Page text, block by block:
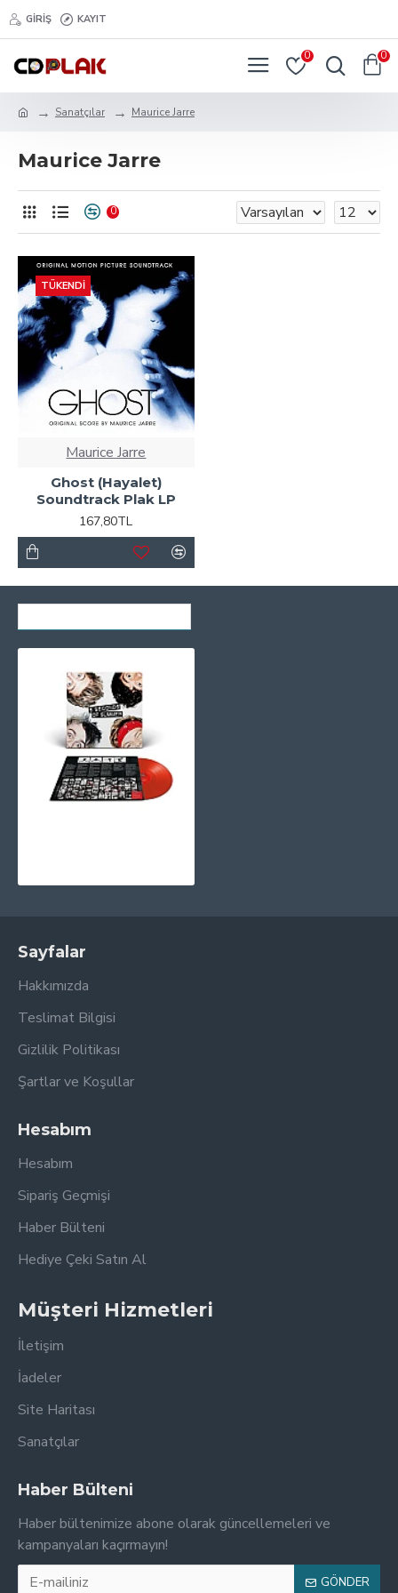
GIRIŞ KAYIT
0 0
Sanatçılar Maurice Jarre
Maurice Jarre
0
TÜKENDI
Maurice Jarre
Ghost (Hayalet)
Soundtrack Plak LP
167,80TL
Sayfalar
Hakkımızda
Teslimat Bilgisi
Gizlilik Politikası
Şartlar ve Koşullar
Hesabım
Hesabım
Sipariş Geçmişi
Haber Bülteni
Hediye Çeki Satın Al
Müşteri Hizmetleri
İletişim
İadeler
Site Haritası
Sanatçılar
Haber Bülteni
Haber bültenimize abone olarak güncellemeleri ve
kampanyaları kaçırmayın!
GÖNDER